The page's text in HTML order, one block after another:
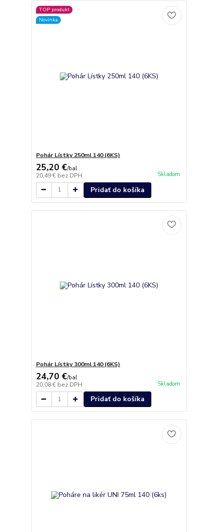
TOP produkt
Novinka
Pohár Lístky 250ml 140 (6KS)
25,20 €/bal
20,49 € bez DPH Skladom
Pridať do košíka
Pohár Lístky 300ml 140 (6KS)
24,70 €/bal
20,08 € bez DPH Skladom
Pridať do košíka